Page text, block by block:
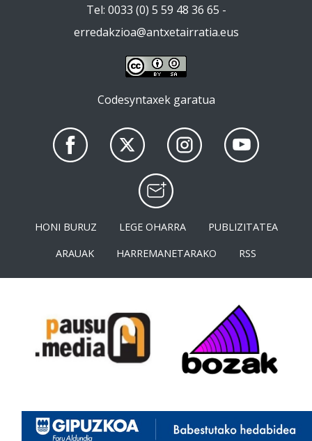
Tel: 0033 (0) 5 59 48 36 65 -
erredakzioa@antxetairratia.eus
Codesyntaxek garatua
HONI BURUZ LEGE OHARRA
PUBLIZITATEA
ARAUAK
HARREMANETARAKO RSS